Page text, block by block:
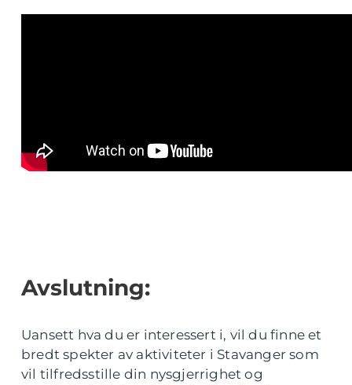
Avslutning:
Uansett hva du er interessert i, vil du finne et
bredt spekter av aktiviteter i Stavanger som
vil tilfredsstille din nysgjerrighet og